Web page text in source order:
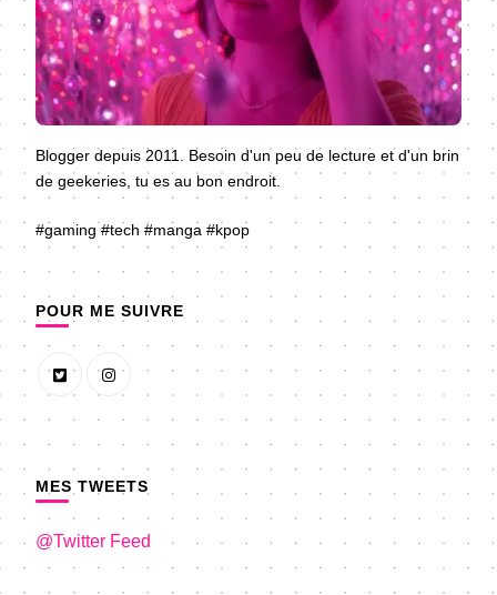
Blogger depuis 2011. Besoin d'un peu de lecture et d'un brin
de geekeries, tu es au bon endroit.
#gaming #tech #manga #kpop
POUR ME SUIVRE
MES TWEETS
@Twitter Feed